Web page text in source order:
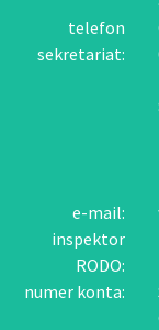
telefon
sekretariat:
e-mail:
inspektor
RODO:
numer konta: